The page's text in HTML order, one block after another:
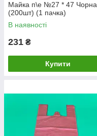
Майка п\е №27 * 47 Чорна
(200шт) (1 пачка)
В наявності
231 ₴
Купити